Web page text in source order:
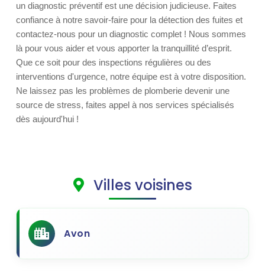
un diagnostic préventif est une décision judicieuse. Faites
confiance à notre savoir-faire pour la détection des fuites et
contactez-nous pour un diagnostic complet ! Nous sommes
là pour vous aider et vous apporter la tranquillité d’esprit.
Que ce soit pour des inspections régulières ou des
interventions d'urgence, notre équipe est à votre disposition.
Ne laissez pas les problèmes de plomberie devenir une
source de stress, faites appel à nos services spécialisés
dès aujourd'hui !
Villes voisines
Avon